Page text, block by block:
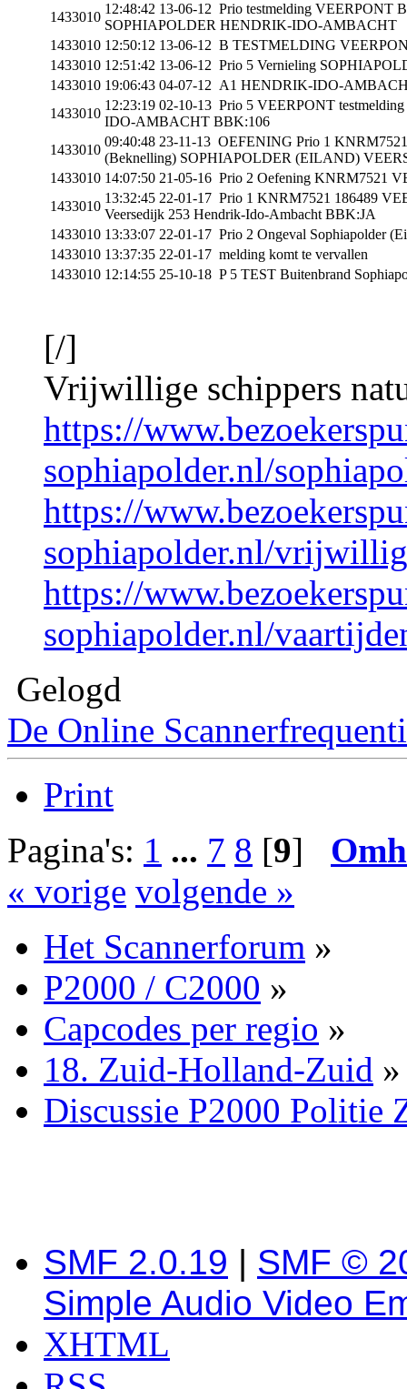
1433010
12:48:42 13-06-12 Prio testmelding
SOPHIAPOLDER HENDRIK-IDO-AMBACHT
1433010 12:50:12 13-06-12 B TESTMELDING
1433010 12:51:42 13-06-12 Prio 5 Vernieling
1433010 19:06:43 04-07-12 A1 HENDRIK-IDO-
1433010
12:23:19 02-10-13 Prio 5 VEERPONT
IDO-AMBACHT BBK:106
1433010
09:40:48 23-11-13 OEFENING Prio 1
(Beknelling) SOPHIAPOLDER (EILAND)
1433010 14:07:50 21-05-16 Prio 2 Oefening KNRM7521
1433010
13:32:45 22-01-17 Prio 1 KNRM7521 186489
Veersedijk 253 Hendrik-Ido-Ambacht BBK:JA
1433010 13:33:07 22-01-17 Prio 2 Ongeval Sophiapolder
1433010 13:37:35 22-01-17 melding komt te vervallen
1433010 12:14:55 25-10-18 P 5 TEST Buitenbrand
[/]
Vrijwillige schippers
https://
sophiapolder.nl/
https://
sophiapolder.nl/
https://
sophiapolder.nl/
Gelogd
De Online
Print
Pagina's: 1 ... 7 8 [9]
« vorige volgende »
Het Scannerforum »
P2000 / C2000 »
Capcodes per regio »
18. Zuid-Holland-Zuid »
Discussie P2000
SMF 2.0.19 | SMF ©
Simple Audio Video
XHTML